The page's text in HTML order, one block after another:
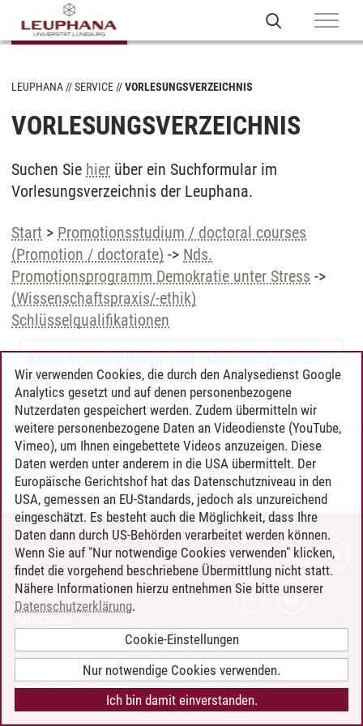
LEUPHANA SERVICE VORLESUNGSVERZEICHNIS
VORLESUNGSVERZEICHNIS
Suchen Sie hier über ein Suchformular im
Vorlesungsverzeichnis der Leuphana.
Start > Promotionsstudium / doctoral courses
(Promotion / doctorate) -> Nds.
Promotionsprogramm Demokratie unter Stress ->
(Wissenschaftspraxis/-ethik)
Schlüsselqualifikationen
Keine Veranstaltungen im aktuellen Semester
vorhanden
Timo Leder/30.06.2024
KONTAKT
LEUPHANA ALS ARBEITGEBER
INTRANET
BARRIEREFREIHEIT
COOKIE-EINSTELLUNGEN
Wir verwenden Cookies, die durch den Analysedienst Google
Analytics gesetzt und auf denen personenbezogene
Nutzerdaten gespeichert werden. Zudem übermitteln wir
weitere personenbezogene Daten an Videodienste (YouTube,
Vimeo), um Ihnen eingebettete Videos anzuzeigen. Diese
Daten werden unter anderem in die USA übermittelt. Der
Europäische Gerichtshof hat das Datenschutzniveau in den
USA, gemessen an EU-Standards, jedoch als unzureichend
eingeschätzt. Es besteht auch die Möglichkeit, dass Ihre
Daten dann durch US-Behörden verarbeitet werden können.
Wenn Sie auf "Nur notwendige Cookies verwenden" klicken,
findet die vorgehend beschriebene Übermittlung nicht statt.
Nähere Informationen hierzu entnehmen Sie bitte unserer
Datenschutzerklärung.
Cookie-Einstellungen
Nur notwendige Cookies verwenden.
Ich bin damit einverstanden.